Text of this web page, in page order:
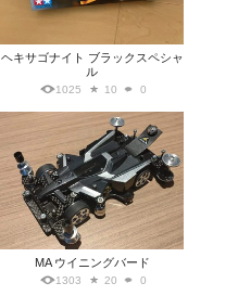
ヘキサゴナイト ブラックスペシャ
ル
1025 10 0
MA ウイニングバード
1303 20 0